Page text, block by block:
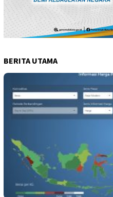
BERITA UTAMA